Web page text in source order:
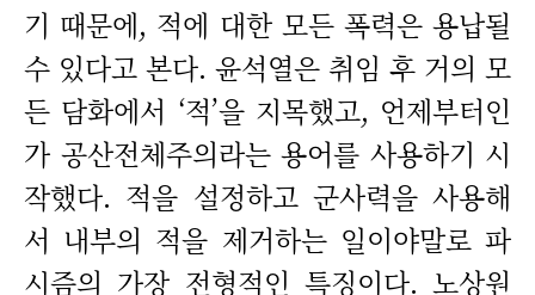
기 때문에, 적에 대한 모든 폭력은 용납될
수 있다고 본다. 윤석열은 취임 후 거의 모
든 담화에서 ‘적’을 지목했고, 언제부터인
가 공산전체주의라는 용어를 사용하기 시
작했다. 적을 설정하고 군사력을 사용해
서 내부의 적을 제거하는 일이야말로 파
시즘의 가장 전형적인 특징이다. 노상원